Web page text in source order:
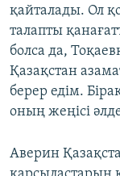
қайталады. Ол
талапты
болса да,
Қазақстан
берер едім.
оның жеңісі
Аверин